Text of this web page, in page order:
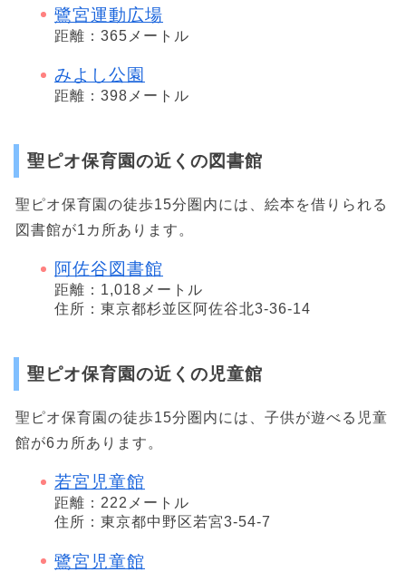
鷺宮運動広場
距離：365メートル
みよし公園
距離：398メートル
聖ピオ保育園の近くの図書館
聖ピオ保育園の徒歩15分圏内には、絵本を借りられる
図書館が1カ所あります。
阿佐谷図書館
距離：1,018メートル
住所：東京都杉並区阿佐谷北3-36-14
聖ピオ保育園の近くの児童館
聖ピオ保育園の徒歩15分圏内には、子供が遊べる児童
館が6カ所あります。
若宮児童館
距離：222メートル
住所：東京都中野区若宮3-54-7
鷺宮児童館